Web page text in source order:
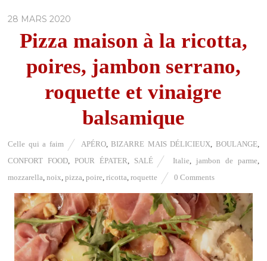
28 MARS 2020
Pizza maison à la ricotta,
poires, jambon serrano,
roquette et vinaigre
balsamique
Celle qui a faim APÉRO ,BIZARRE MAIS DÉLICIEUX BOULANGE,
CONFORT FOOD ,POUR ÉPATER SALÉ Italie jambon de parme
mozzarella ,noix ,pizza ,poire ,ricotta ,roquette 0 Comments